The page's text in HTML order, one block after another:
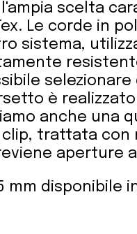
scelta
Le corde in
sistema,
è
anche una
clip, trattata
aperture
mm disponibile